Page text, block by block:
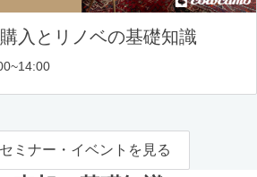
入とリノベの基礎知識
ミナー・イベントを見る